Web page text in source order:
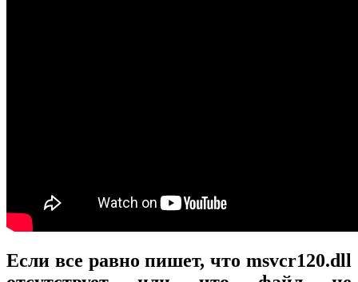
Если все равно пишет, что msvcr120.dll